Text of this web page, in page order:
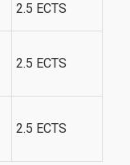
2.5 ECTS
2.5 ECTS
2.5 ECTS